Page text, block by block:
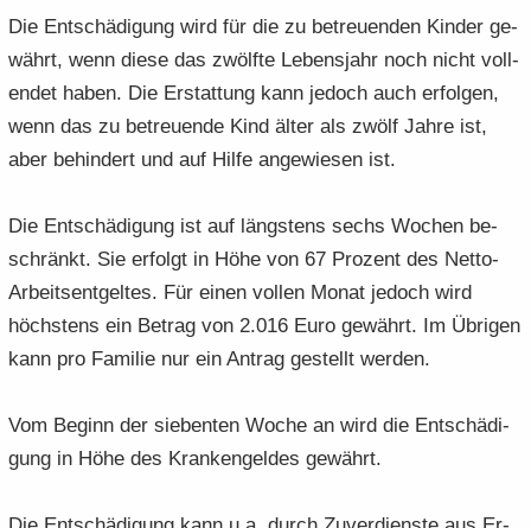
Die Ent­schä­di­gung wird für die zu be­treu­en­den Kin­der ge­
währt, wenn diese das zwölf­te Le­bens­jahr noch nicht voll­
endet haben. Die Er­stat­tung kann je­doch auch er­fol­gen,
wenn das zu be­treu­en­de Kind älter als zwölf Jahre ist,
aber be­hin­dert und auf Hilfe an­ge­wie­sen ist.
Die Ent­schä­di­gung ist auf längs­tens sechs Wo­chen be­
schränkt. Sie er­folgt in Höhe von 67 Pro­zent des Netto-​
Arbeitsentgeltes. Für einen vol­len Monat je­doch wird
höchs­tens ein Be­trag von 2.016 Euro ge­währt. Im Üb­ri­gen
kann pro Fa­mi­lie nur ein An­trag ge­stellt wer­den.
Vom Be­ginn der sie­ben­ten Woche an wird die Ent­schä­di­
gung in Höhe des Kran­ken­gel­des ge­währt.